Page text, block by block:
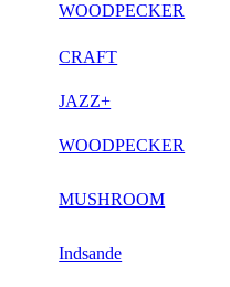
WOODPECKER
CRAFT
JAZZ+
WOODPECKER
MUSHROOM
Indsande